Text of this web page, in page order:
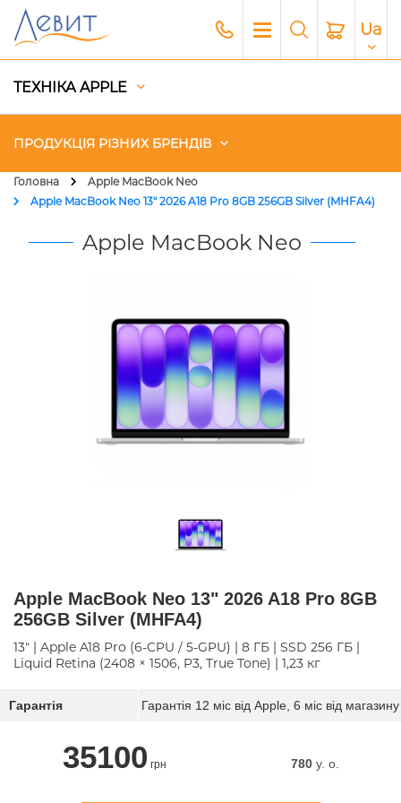
Ua
ТЕХНІКА APPLE
ПРОДУКЦІЯ РІЗНИХ БРЕНДІВ
Чохли
Акустика
Платний сервіс Apple
Головна
Apple MacBook Neo
Apple MacBook Neo 13" 2026 A18 Pro 8GB 256GB Silver (MHFA4)
Apple MacBook Neo
Apple MacBook Neo 13" 2026 A18 Pro 8GB
256GB Silver (MHFA4)
13" | Apple A18 Pro (6-CPU / 5-GPU) | 8 ГБ | SSD 256 ГБ |
Liquid Retina (2408 × 1506, P3, True Tone) | 1,23 кг
Гарантія Гарантія 12 міс від Apple, 6 міс від магазину
35100 грн 780y. о.